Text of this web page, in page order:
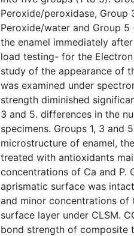
Peroxide/peroxidase, Group
Peroxide/water and Group
the enamel immediately
load testing- for the
study of the appearance of
was examined under
strength diminished
3 and 5. differences in the
specimens. Groups 1, 3
microstructure of enamel,
treated with antioxidants
concentrations of Ca and P.
aprismatic surface was
and minor concentrations of
surface layer under CLSM.
bond strength of composite